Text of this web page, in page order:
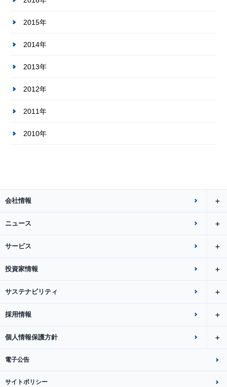
2015年
2014年
2013年
2012年
2011年
2010年
会社情報
ニュース
サービス
投資家情報
サステナビリティ
採用情報
個人情報保護方針
電子公告
サイトポリシー